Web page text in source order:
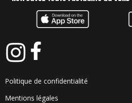
Politique de confidentialité
Mentions légales